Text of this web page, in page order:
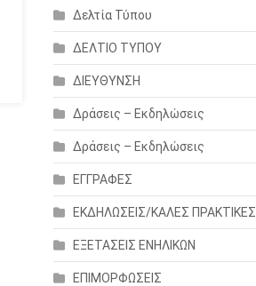
Δελτία Τύπου
ΔΕΛΤΙΟ ΤΥΠΟΥ
ΔΙΕΥΘΥΝΣΗ
Δράσεις – Εκδηλώσεις
Δράσεις – Εκδηλώσεις
ΕΓΓΡΑΦΕΣ
ΕΚΔΗΛΩΣΕΙΣ/ΚΑΛΕΣ ΠΡΑΚΤΙΚΕΣ
ΕΞΕΤΑΣΕΙΣ ΕΝΗΛΙΚΩΝ
ΕΠΙΜΟΡΦΩΣΕΙΣ